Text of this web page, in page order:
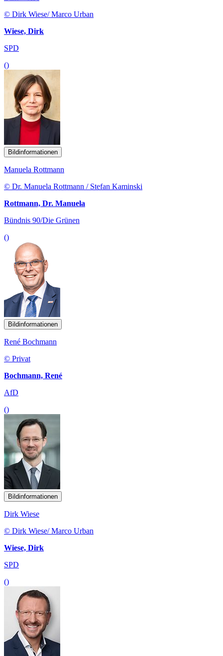
© Dirk Wiese/ Marco Urban
Wiese, Dirk
SPD
()
Bildinformationen
Manuela Rottmann
© Dr. Manuela Rottmann / Stefan Kaminski
Rottmann, Dr. Manuela
Bündnis 90/Die Grünen
()
Bildinformationen
René Bochmann
© Privat
Bochmann, René
AfD
()
Bildinformationen
Dirk Wiese
© Dirk Wiese/ Marco Urban
Wiese, Dirk
SPD
()